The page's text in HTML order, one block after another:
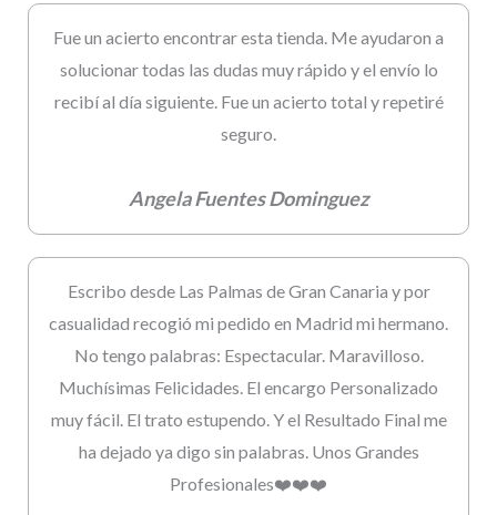
Fue un acierto encontrar esta tienda. Me ayudaron a
solucionar todas las dudas muy rápido y el envío lo
recibí al día siguiente. Fue un acierto total y repetiré
seguro.
Angela Fuentes Dominguez
Escribo desde Las Palmas de Gran Canaria y por
casualidad recogió mi pedido en Madrid mi hermano.
No tengo palabras: Espectacular. Maravilloso.
Muchísimas Felicidades. El encargo Personalizado
muy fácil. El trato estupendo. Y el Resultado Final me
ha dejado ya digo sin palabras. Unos Grandes
Profesionales❤️❤️❤️